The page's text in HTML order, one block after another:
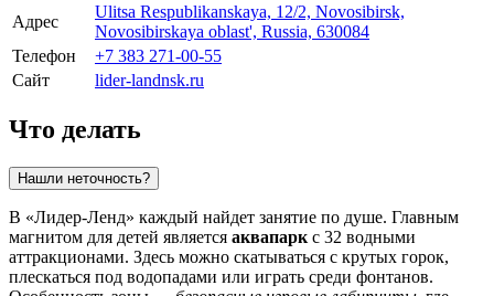
Адрес
Ulitsa Respublikanskaya, 12/2, Novosibirsk,
Novosibirskaya oblast', Russia, 630084
Телефон
+7 383 271-00-55
Сайт
lider-landnsk.ru
Что делать
Нашли неточность?
В «Лидер-Ленд» каждый найдет занятие по душе. Главным
магнитом для детей является аквапарк с 32 водными
аттракционами. Здесь можно скатываться с крутых горок,
плескаться под водопадами или играть среди фонтанов.